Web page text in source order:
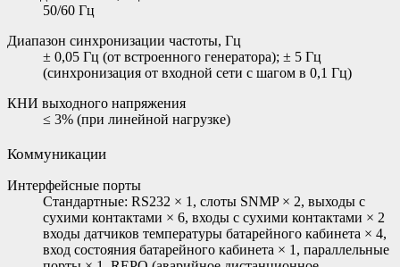
50/60 Гц
Диапазон синхронизации частоты, Гц
± 0,05 Гц (от встроенного генератора); ± 5 Гц
(синхронизация от входной сети с шагом в 0,1 Гц)
КНИ выходного напряжения
≤ 3% (при линейной нагрузке)
Коммуникации
Интерфейсные порты
Стандартные: RS232 × 1, слоты SNMP × 2, выходы с
сухими контактами × 6, входы с сухими контактами × 2
входы датчиков температуры батарейного кабинета × 4,
вход состояния батарейного кабинета × 1, параллельные